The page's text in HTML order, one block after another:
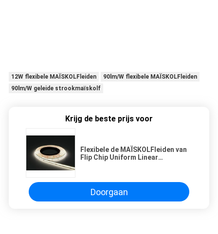
12W flexibele MAÏSKOLFleiden
90lm/W flexibele MAÏSKOLFleiden
90lm/W geleide strookmaïskolf
Krijg de beste prijs voor
Flexibele de MAÏSKOLFleiden van
Flip Chip Uniform Linear
Doorgaan